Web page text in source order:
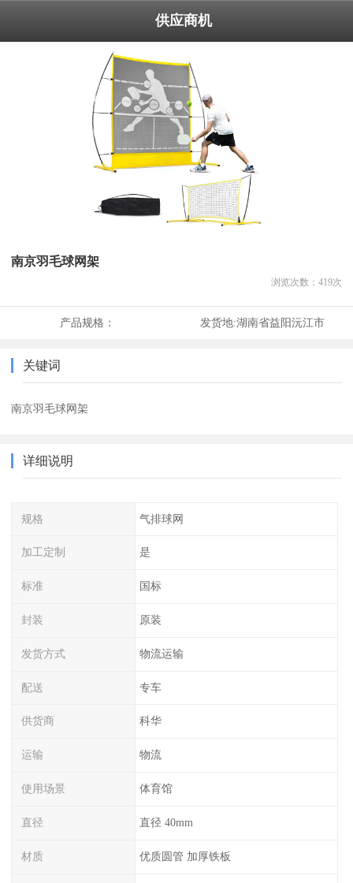
供应商机
南京羽毛球网架
浏览次数： 419次
产品规格： 发货地:湖南省益阳沅江市
关键词
南京羽毛球网架
详细说明
规格 气排球网
加工定制 是
标准 国标
封装 原装
发货方式 物流运输
配送 专车
供货商 科华
运输 物流
使用场景 体育馆
直径 直径 40mm
材质 优质圆管 加厚铁板